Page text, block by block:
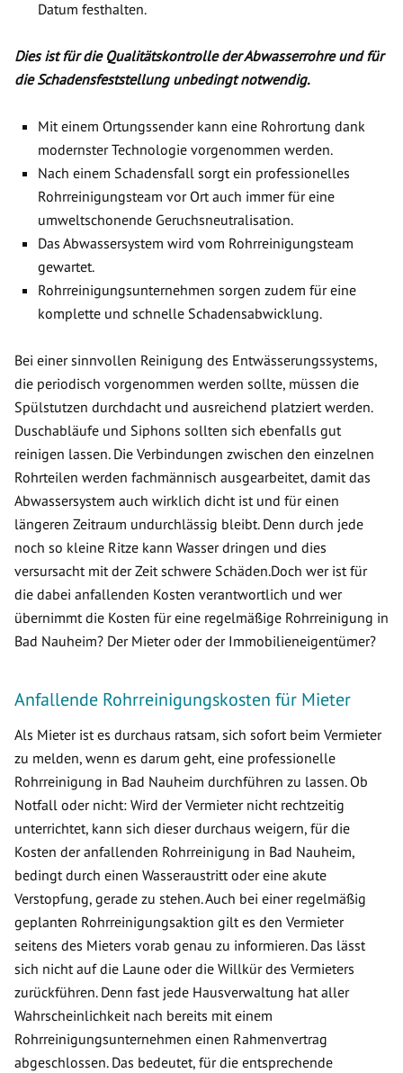
Datum festhalten.
Dies ist für die Qualitätskontrolle der Abwasserrohre und für
die Schadensfeststellung unbedingt notwendig.
Mit einem Ortungssender kann eine Rohrortung dank
modernster Technologie vorgenommen werden.
Nach einem Schadensfall sorgt ein professionelles
Rohrreinigungsteam vor Ort auch immer für eine
umweltschonende Geruchsneutralisation.
Das Abwassersystem wird vom Rohrreinigungsteam
gewartet.
Rohrreinigungsunternehmen sorgen zudem für eine
komplette und schnelle Schadensabwicklung.
Bei einer sinnvollen Reinigung des Entwässerungssystems,
die periodisch vorgenommen werden sollte, müssen die
Spülstutzen durchdacht und ausreichend platziert werden.
Duschabläufe und Siphons sollten sich ebenfalls gut
reinigen lassen. Die Verbindungen zwischen den einzelnen
Rohrteilen werden fachmännisch ausgearbeitet, damit das
Abwassersystem auch wirklich dicht ist und für einen
längeren Zeitraum undurchlässig bleibt. Denn durch jede
noch so kleine Ritze kann Wasser dringen und dies
versursacht mit der Zeit schwere Schäden.Doch wer ist für
die dabei anfallenden Kosten verantwortlich und wer
übernimmt die Kosten für eine regelmäßige Rohrreinigung in
Bad Nauheim? Der Mieter oder der Immobilieneigentümer?
Anfallende Rohrreinigungskosten für Mieter
Als Mieter ist es durchaus ratsam, sich sofort beim Vermieter
zu melden, wenn es darum geht, eine professionelle
Rohrreinigung in Bad Nauheim durchführen zu lassen. Ob
Notfall oder nicht: Wird der Vermieter nicht rechtzeitig
unterrichtet, kann sich dieser durchaus weigern, für die
Kosten der anfallenden Rohrreinigung in Bad Nauheim,
bedingt durch einen Wasseraustritt oder eine akute
Verstopfung, gerade zu stehen. Auch bei einer regelmäßig
geplanten Rohrreinigungsaktion gilt es den Vermieter
seitens des Mieters vorab genau zu informieren. Das lässt
sich nicht auf die Laune oder die Willkür des Vermieters
zurückführen. Denn fast jede Hausverwaltung hat aller
Wahrscheinlichkeit nach bereits mit einem
Rohrreinigungsunternehmen einen Rahmenvertrag
abgeschlossen. Das bedeutet, für die entsprechende